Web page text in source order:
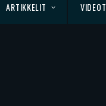
ARTIKKELIT VIDEOT